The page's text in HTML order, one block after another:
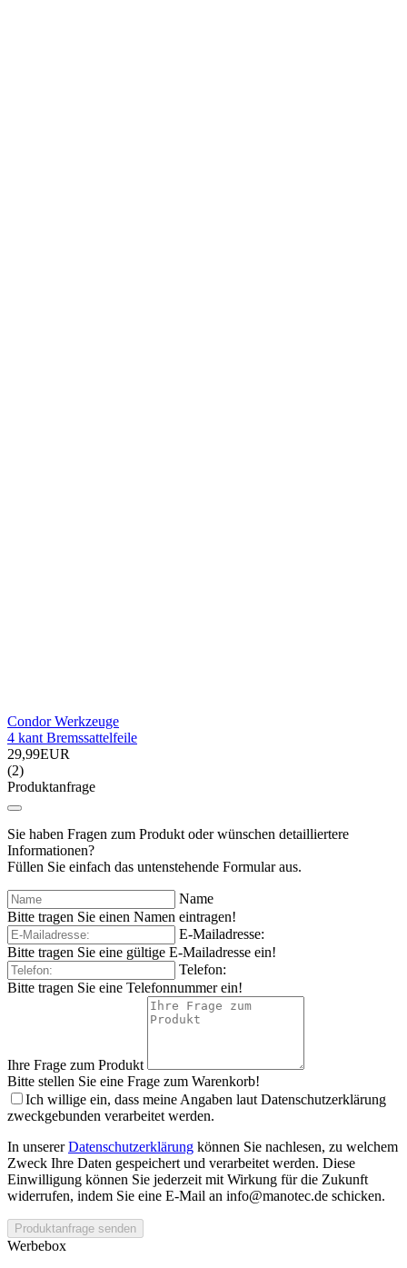
Condor Werkzeuge
4 kant Bremssattelfeile
29,99EUR
(2)
Produktanfrage
Sie haben Fragen zum Produkt oder wünschen detailliertere
Informationen?
Füllen Sie einfach das untenstehende Formular aus.
Name
Bitte tragen Sie einen Namen eintragen!
E-Mailadresse:
Bitte tragen Sie eine gültige E-Mailadresse ein!
Telefon:
Bitte tragen Sie eine Telefonnummer ein!
Ihre Frage zum Produkt
Bitte stellen Sie eine Frage zum Warenkorb!
Ich willige ein, dass meine Angaben laut Datenschutzerklärung
zweckgebunden verarbeitet werden.
In unsererDatenschutzerklärung können Sie nachlesen, zu welchem
Zweck Ihre Daten gespeichert und verarbeitet werden. Diese
Einwilligung können Sie jederzeit mit Wirkung für die Zukunft
widerrufen, indem Sie eine E-Mail an info@manotec.de schicken.
Produktanfrage senden
Werbebox